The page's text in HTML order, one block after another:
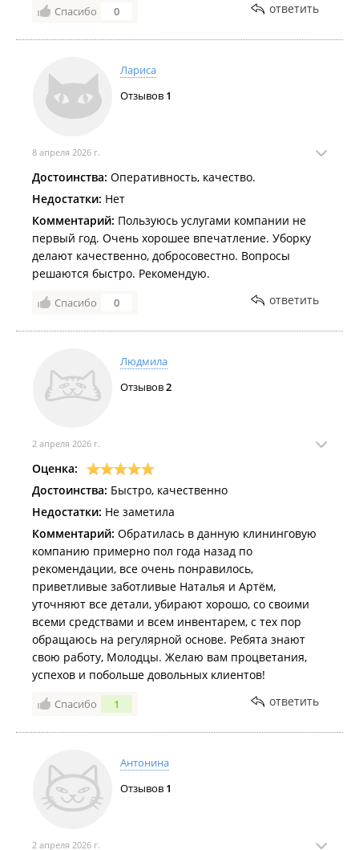
В квартире чистота и уют, даже скатёрку новую
какая у неё чистота везде, водит соседок
показывать квартиру и передаёт вам большое
спасибо!
Спасибо вам, ребята, за то, что работаете как для
чистоту и порядок, которые вы навели! Это восторг!
Спасибо 0 ответить
Лариса
Отзывов 1
8 апреля 2026 г.
Достоинства: Оперативность, качество.
Недостатки: Нет
Комментарий: Пользуюсь услугами компании не
первый год. Очень хорошее впечатление. Уборку
делают качественно, добросовестно. Вопросы
решаются быстро. Рекомендую.
Спасибо 0 ответить
Людмила
Отзывов2
2 апреля 2026 г.
Оценка:
Достоинства: Быстро, качественно
Недостатки: Не заметила
Комментарий: Обратилась в данную клининговую
компанию примерно пол года назад по
рекомендации, все очень понравилось,
приветливые заботливые Наталья и Артём,
уточняют все детали, убирают хорошо, со своими
всеми средствами и всем инвентарем, с тех пор
обращаюсь на регулярной основе. Ребята знают
свою работу, Молодцы. Желаю вам процветания,
успехов и побольше довольных клиентов!
Спасибо 1 ответить
Антонина
Отзывов 1
2 апреля 2026 г.